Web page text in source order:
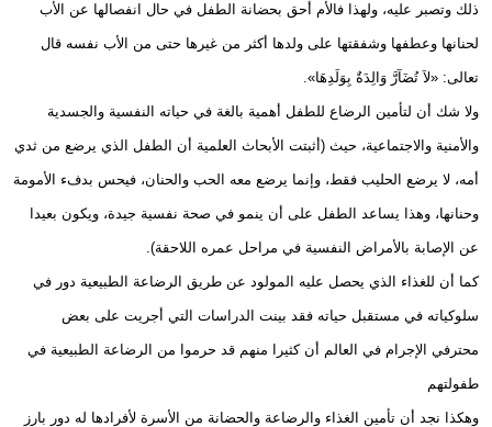
ذلك وتصبر عليه، ولهذا فالأم أحق بحضانة الطفل في حال انفصالها عن الأب
لحنانها وعطفها وشفقتها على ولدها أكثر من غيرها حتى من الأب نفسه قال
تعالى: «لاَ تُضَآرَّ وَالِدَةٌ بِوَلَدِهَا».
ولا شك أن لتأمين الرضاع للطفل أهمية بالغة في حياته النفسية والجسدية
والأمنية والاجتماعية، حيث (أثبتت الأبحاث العلمية أن الطفل الذي يرضع من ثدي
أمه، لا يرضع الحليب فقط، وإنما يرضع معه الحب والحنان، فيحس بدفء الأمومة
وحنانها، وهذا يساعد الطفل على أن ينمو في صحة نفسية جيدة، ويكون بعيدا
عن الإصابة بالأمراض النفسية في مراحل عمره اللاحقة).
كما أن للغذاء الذي يحصل عليه المولود عن طريق الرضاعة الطبيعية دور في
سلوكياته في مستقبل حياته فقد بينت الدراسات التي أجريت على بعض
محترفي الإجرام في العالم أن كثيرا منهم قد حرموا من الرضاعة الطبيعية في
طفولتهم
وهكذا نجد أن تأمين الغذاء والرضاعة والحضانة من الأسرة لأفرادها له دور بارز